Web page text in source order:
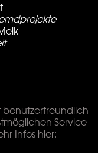
benutzerfreundlich
Service
Infos hier: